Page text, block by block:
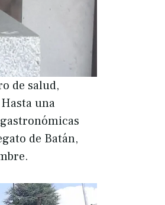
de salud,
una
de Batán,